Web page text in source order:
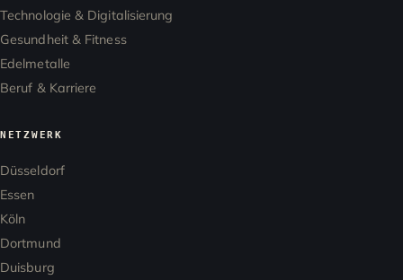
Technologie & Digitalisierung
Gesundheit & Fitness
Edelmetalle
Beruf & Karriere
NETZWERK
Düsseldorf
Essen
Köln
Dortmund
Duisburg